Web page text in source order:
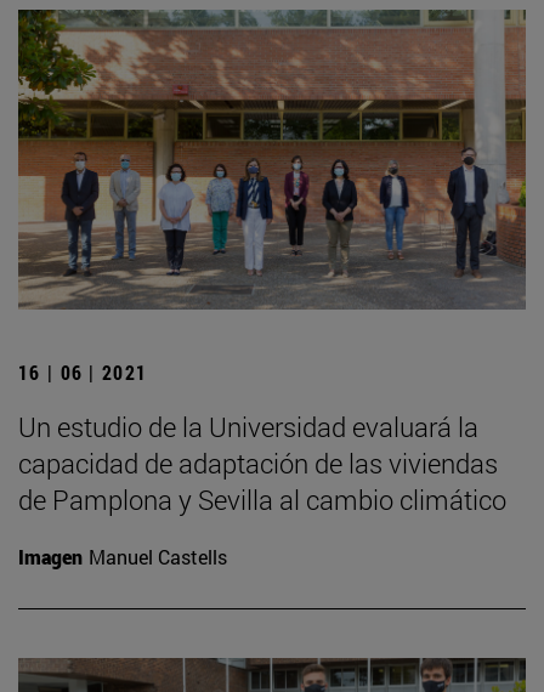
16 | 06 | 2021
Un estudio de la Universidad evaluará la
capacidad de adaptación de las viviendas
de Pamplona y Sevilla al cambio climático
Imagen Manuel Castells